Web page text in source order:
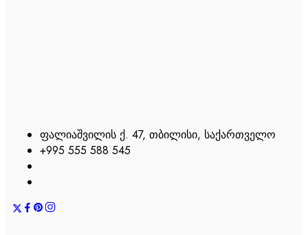
ფალიაშვილის ქ. 47, თბილისი, საქართველო
+995 555 588 545